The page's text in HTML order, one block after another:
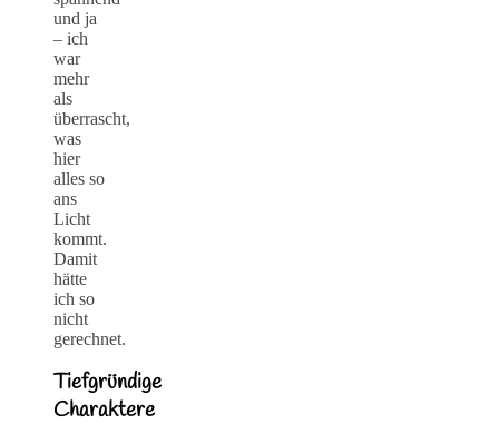
und ja
– ich
war
mehr
als
überrascht,
was
hier
alles so
ans
Licht
kommt.
Damit
hätte
ich so
nicht
gerechnet.
Tiefgründige
Charaktere